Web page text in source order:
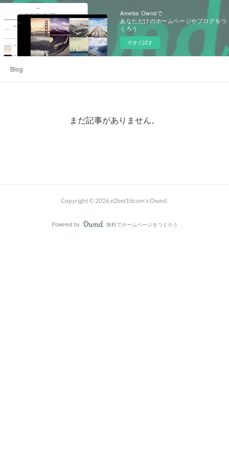
Ameba Owndで
あなただけのホームページやブログをつ
くろう
今すぐ試す
Blog
まだ記事がありません。
Copyright © 2026e2bet1itcom's Ownd.
Powered by AmebaOwnd
無料でホームページをつくろう